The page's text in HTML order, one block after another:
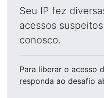
Seu IP fez
acessos
conosco.
Para liberar o acesso
responda ao desafio